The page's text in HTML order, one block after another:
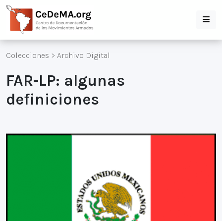
Colecciones > Archivo Digital
FAR-LP: algunas
definiciones